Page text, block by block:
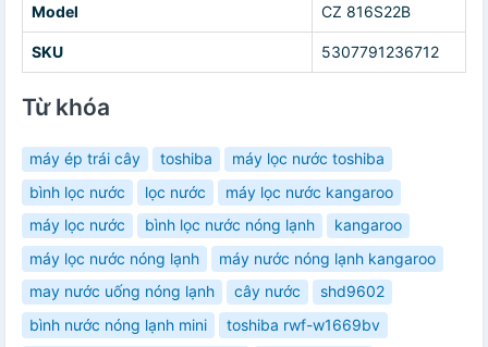
Model CZ 816S22B
SKU 5307791236712
Từ khóa
máy ép trái cây toshiba
máy lọc nước toshiba
bình lọc nước
lọc nước
máy lọc nước kangaroo
máy lọc nước
bình lọc nước nóng lạnh
kangaroo
máy lọc nước nóng lạnh
máy nước nóng lạnh kangaroo
may nước uống nóng lạnh
cây nước
shd9602
bình nước nóng lạnh mini
toshiba rwf-w1669bv